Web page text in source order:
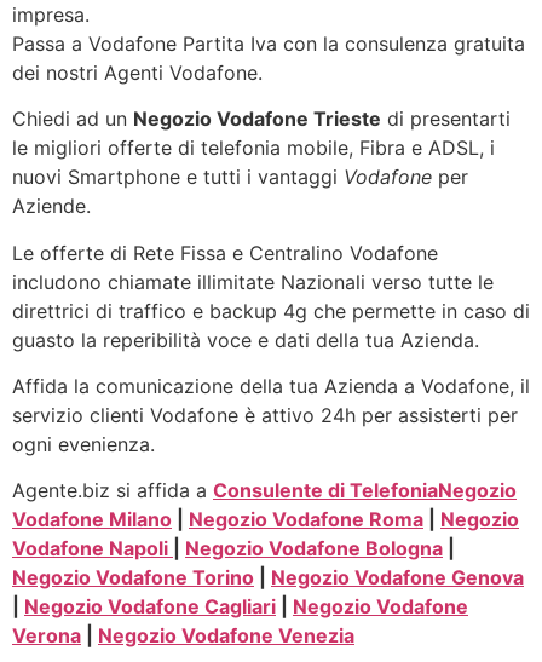
impresa.
Passa a Vodafone Partita Iva con la consulenza gratuita
dei nostri Agenti Vodafone.
Chiedi ad un Negozio Vodafone Trieste di presentarti
le migliori offerte di telefonia mobile, Fibra e ADSL, i
nuovi Smartphone e tutti i vantaggi Vodafone per
Aziende.
Le offerte di Rete Fissa e Centralino Vodafone
includono chiamate illimitate Nazionali verso tutte le
direttrici di traffico e backup 4g che permette in caso di
guasto la reperibilità voce e dati della tua Azienda.
Affida la comunicazione della tua Azienda a Vodafone, il
servizio clienti Vodafone è attivo 24h per assisterti per
ogni evenienza.
Agente.biz si affida a Consulente di TelefoniaNegozio
Vodafone Milano
Negozio Vodafone Roma
Negozio
Vodafone Napoli
Negozio Vodafone Bologna
Negozio Vodafone Torino
Negozio Vodafone Genova
Negozio Vodafone Cagliari
Negozio Vodafone
Verona
Negozio Vodafone Venezia